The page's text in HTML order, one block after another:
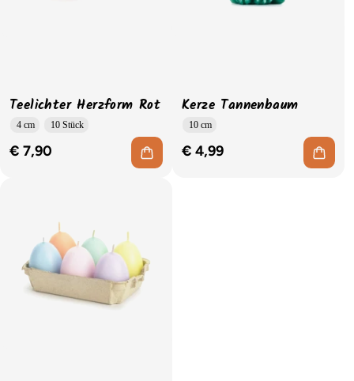
Teelichter Herzform Rot
4 cm 10 Stück
€ 7,90
Kerze Tannenbaum
10 cm
€ 4,99